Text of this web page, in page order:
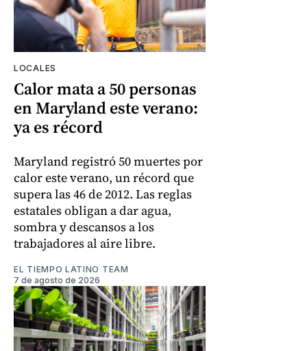
LOCALES
Calor mata a 50 personas
en Maryland este verano:
ya es récord
Maryland registró 50 muertes por
calor este verano, un récord que
supera las 46 de 2012. Las reglas
estatales obligan a dar agua,
sombra y descansos a los
trabajadores al aire libre.
EL TIEMPO LATINO TEAM
7 de agosto de 2026